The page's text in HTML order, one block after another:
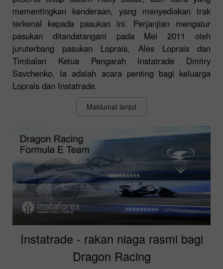
mementingkan kenderaan, yang menyediakan trak
terkenal kepada pasukan ini. Perjanjian mengatur
pasukan ditandatangani pada Mei 2011 oleh
juruterbang pasukan Loprais, Ales Loprais dan
Timbalan Ketua Pengarah Instatrade Dmitry
Savchenko. Ia adalah acara penting bagi keluarga
Loprais dan Instatrade.
Maklumat lanjut
Instatrade - rakan niaga rasmi bagi
Dragon Racing